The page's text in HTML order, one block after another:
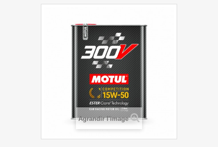
Agrandir l'image